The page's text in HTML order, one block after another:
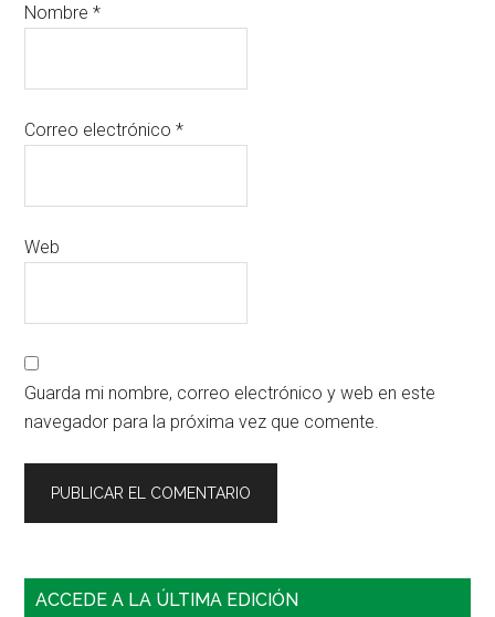
Nombre*
Correo electrónico*
Web
Guarda mi nombre, correo electrónico y web en este
navegador para la próxima vez que comente.
Barra
ACCEDE A LA ÚLTIMA EDICIÓN